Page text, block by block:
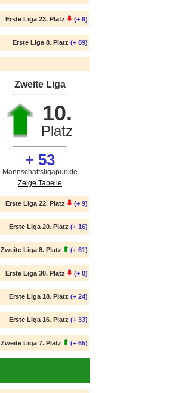
Erste Liga 23. Platz (+ 6)
Erste Liga 8. Platz (+ 89)
Zweite Liga
10.
Platz
+ 53
Mannschaftsligapunkte
Zeige Tabelle
Erste Liga 22. Platz (+ 9)
Erste Liga 20. Platz (+ 16)
Zweite Liga 8. Platz (+ 61)
Erste Liga 30. Platz (+ 0)
Erste Liga 18. Platz (+ 24)
Erste Liga 16. Platz (+ 33)
Zweite Liga 7. Platz (+ 65)